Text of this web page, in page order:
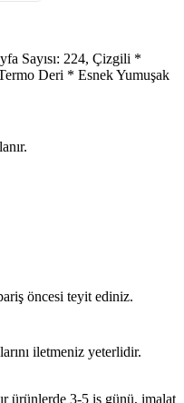
Sayısı: 224, Çizgili *
Deri * Esnek Yumuşak
öncesi teyit ediniz.
iletmeniz yeterlidir.
ürünlerde 3-5 iş günü, imalat